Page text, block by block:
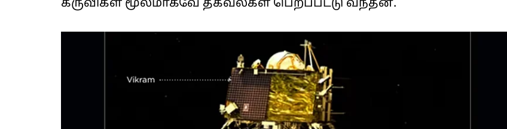
கருவிகள் மூலமாகவே தகவல்கள் பெறப்பட்டு வந்தன.